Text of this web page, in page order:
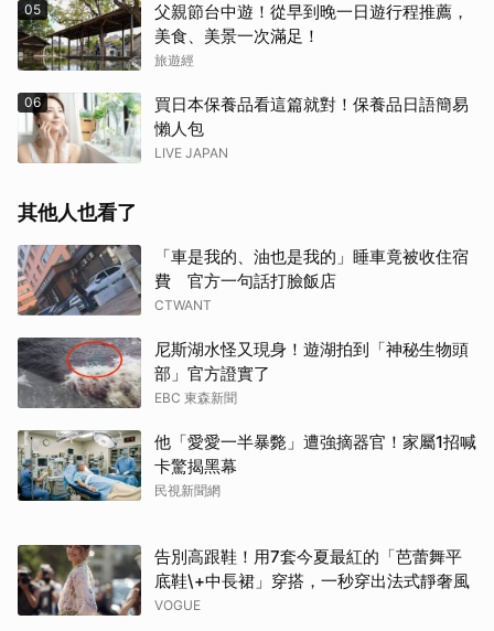
05
父親節台中遊！從早到晚一日遊行程推薦，
美食、美景一次滿足！
旅遊經
06
買日本保養品看這篇就對！保養品日語簡易
懶人包
LIVE JAPAN
其他人也看了
「車是我的、油也是我的」睡車竟被收住宿
費 官方一句話打臉飯店
CTWANT
尼斯湖水怪又現身！遊湖拍到「神秘生物頭
部」官方證實了
EBC 東森新聞
他「愛愛一半暴斃」遭強摘器官！家屬1招喊
卡驚揭黑幕
民視新聞網
告別高跟鞋！用7套今夏最紅的「芭蕾舞平
底鞋\+中長裙」穿搭，一秒穿出法式靜奢風
VOGUE